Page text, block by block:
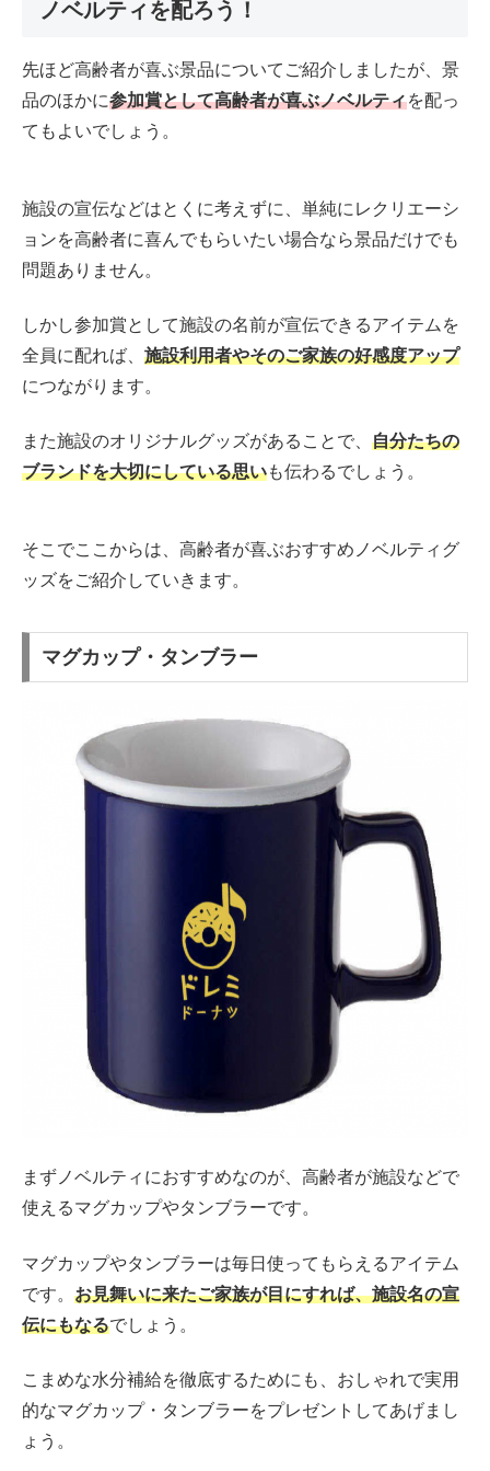
ノベルティを配ろう！
先ほど高齢者が喜ぶ景品についてご紹介しましたが、景
品のほかに参加賞として高齢者が喜ぶノベルティを配っ
てもよいでしょう。
施設の宣伝などはとくに考えずに、単純にレクリエーシ
ョンを高齢者に喜んでもらいたい場合なら景品だけでも
問題ありません。
しかし参加賞として施設の名前が宣伝できるアイテムを
全員に配れば、 施設利用者やそのご家族の好感度アップ
につながります。
また施設のオリジナルグッズがあることで、 自分たちの
ブランドを大切にしている思いも伝わるでしょう。
そこでここからは、高齢者が喜ぶおすすめノベルティグ
ッズをご紹介していきます。
マグカップ・タンブラー
まずノベルティにおすすめなのが、高齢者が施設などで
使えるマグカップやタンブラーです。
マグカップやタンブラーは毎日使ってもらえるアイテム
です。 お見舞いに来たご家族が目にすれば、施設名の宣
伝にもなるでしょう。
こまめな水分補給を徹底するためにも、おしゃれで実用
的なマグカップ・タンブラーをプレゼントしてあげまし
ょう。